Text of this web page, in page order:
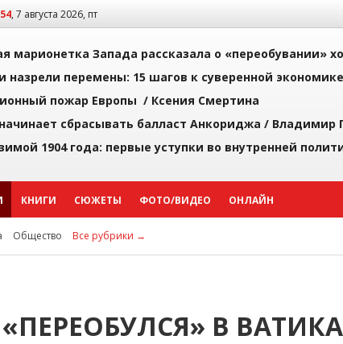
, 7 августа 2026, пт
марионетка Запада рассказала о «переобувании»
назрели перемены: 15 шагов к суверенной
пожар Европы / Ксения Смертина
сбрасывать балласт Анкориджа / Владимир
1904 года: первые уступки во внутренней
КНИГИ СЮЖЕТЫ ФОТО/ВИДЕО ОНЛАЙН
Общество Все рубрики →
В